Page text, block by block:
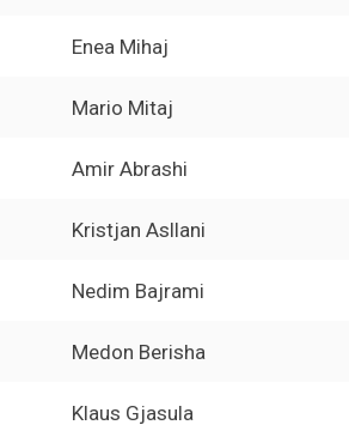
Enea Mihaj
Mario Mitaj
Amir Abrashi
Kristjan Asllani
Nedim Bajrami
Medon Berisha
Klaus Gjasula